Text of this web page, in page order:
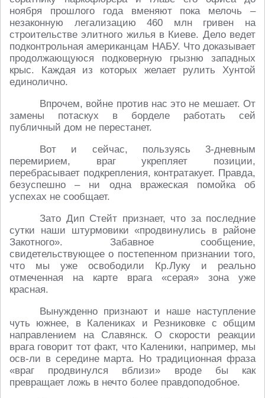
ноября прошлого года вменяют пока мелочь –
незаконную легализацию 460 млн гривен на
строительстве элитного жилья в Киеве. Дело ведет
подконтрольная американцам НАБУ. Что доказывает
продолжающуюся подковерную грызню западных
крыс. Каждая из которых желает рулить Хунтой
единолично.
Впрочем, войне против нас это не мешает. От
замены потаскух в борделе работать сей
публичный дом не перестанет.
Вот и сейчас, пользуясь 3-дневным
перемирием, враг укрепляет позиции,
перебрасывает подкрепления, контратакует. Правда,
безуспешно – ни одна вражеская помойка об
успехах не сообщает.
Зато Дип Стейт признает, что за последние
сутки наши штурмовики «продвинулись в районе
Закотного». Забавное сообщение,
свидетельствующее о постепенном признании того,
что мы уже освободили Кр.Луку и реально
отмеченная на карте врага «серая» зона уже
красная.
Вынужденно признают и наше наступление
чуть южнее, в Калениках и Резниковке с общим
направлением на Славянск. О скорости реакции
врага говорит тот факт, что Каленики, например, мы
осв-ли в середине марта. Но традиционная фраза
«враг продвинулся вблизи» вроде бы как
превращает ложь в нечто более правдоподобное.